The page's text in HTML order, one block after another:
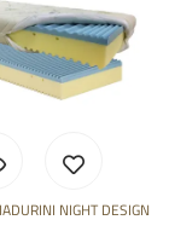
NIGHT DESIGN